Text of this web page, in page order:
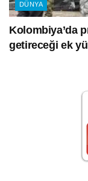
DÜNYA
Kolombiya’da
getireceği ek